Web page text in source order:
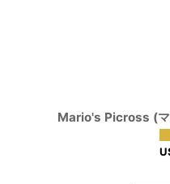
Mario's Picross (